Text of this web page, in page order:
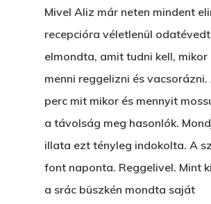
Mivel Aliz már neten mindent
recepcióra véletlenül
elmondta, amit tudni kell, mikor
menni reggelizni és
perc mit mikor és mennyit
a távolság meg hasonlók.
illata ezt tényleg indokolta. A
font naponta. Reggelivel. Mint
a srác büszkén mondta saját